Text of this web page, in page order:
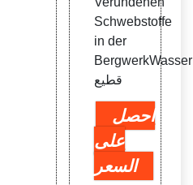
Schwebstoffe
in der
قطيع
احصل
على
السعر